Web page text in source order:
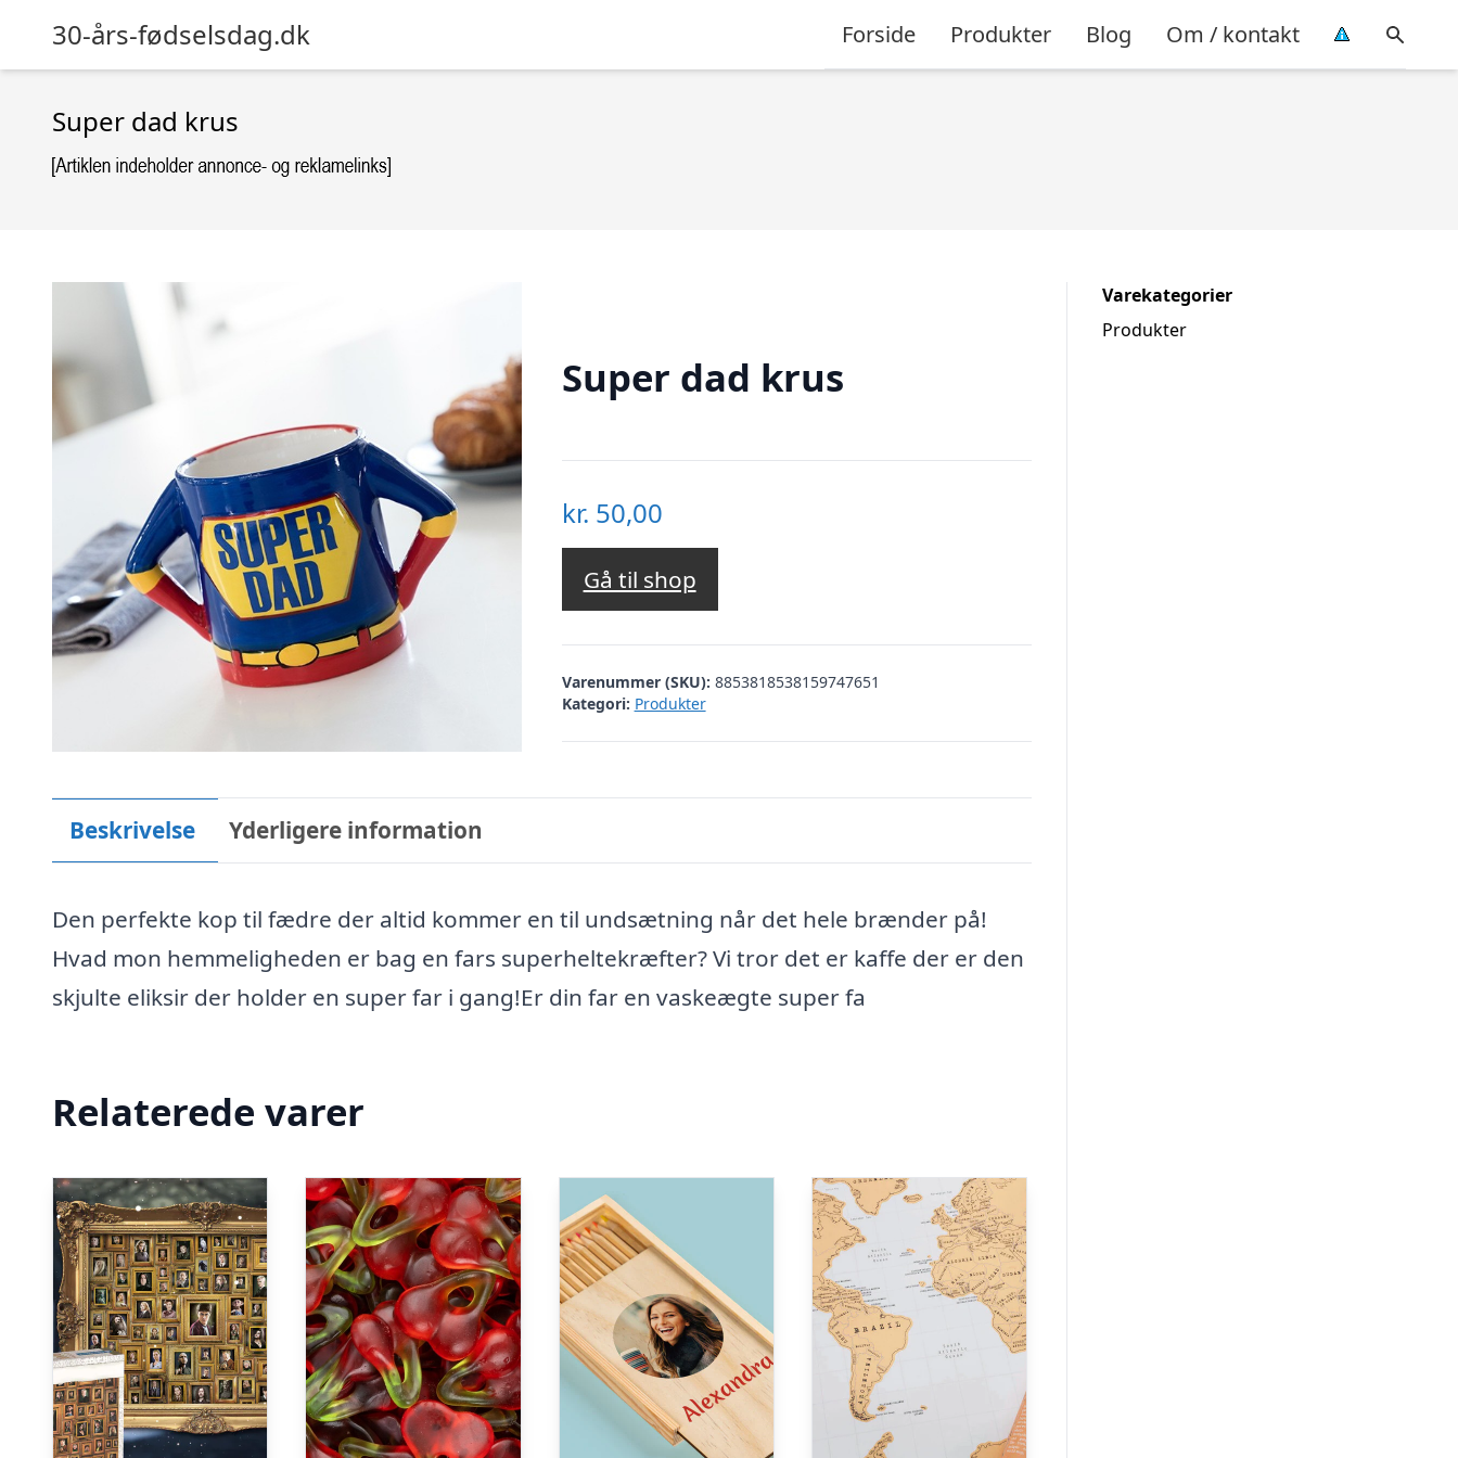
30-års-fødselsdag.dk Forside Produkter Blog Om / kontakt
Super dad krus
Super dad krus
kr. 50,00
Gå til shop
Varenummer (SKU): 8853818538159747651
Kategori: Produkter
Beskrivelse Yderligere information
Den perfekte kop til fædre der altid kommer en til undsætning når det hele brænder på!
Hvad mon hemmeligheden er bag en fars superheltekræfter? Vi tror det er kaffe der er den
skjulte eliksir der holder en super far i gang!Er din far en vaskeægte super fa
Relaterede varer
Varekategorier
Produkter